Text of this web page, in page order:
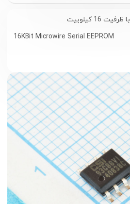
با ظرفیت 16 کیلوبیت
16KBit Microwire Serial EEPROM